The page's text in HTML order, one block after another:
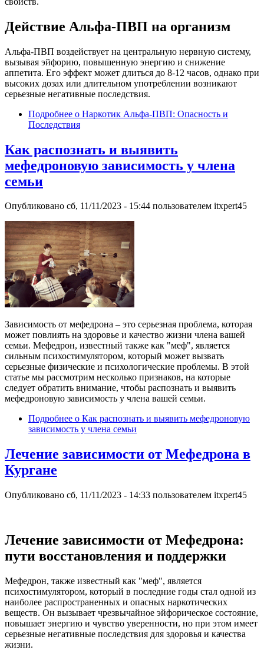
Действие Альфа-ПВП на организм
Альфа-ПВП воздействует на центральную нервную систему,
вызывая эйфорию, повышенную энергию и снижение
аппетита. Его эффект может длиться до 8-12 часов, однако при
высоких дозах или длительном употреблении возникают
серьезные негативные последствия.
Подробнее о Наркотик Альфа-ПВП: Опасность и
Последствия
Как распознать и выявить
мефедроновую зависимость у члена
семьи
Опубликовано сб, 11/11/2023 - 15:44 пользователем itxpert45
Зависимость от мефедрона – это серьезная проблема, которая
может повлиять на здоровье и качество жизни члена вашей
семьи. Мефедрон, известный также как "меф", является
сильным психостимулятором, который может вызвать
серьезные физические и психологические проблемы. В этой
статье мы рассмотрим несколько признаков, на которые
следует обратить внимание, чтобы распознать и выявить
мефедроновую зависимость у члена вашей семьи.
Подробнее о Как распознать и выявить мефедроновую
зависимость у члена семьи
Лечение зависимости от Мефедрона в
Кургане
Опубликовано сб, 11/11/2023 - 14:33 пользователем itxpert45
Лечение зависимости от Мефедрона:
пути восстановления и поддержки
Мефедрон, также известный как "меф", является
психостимулятором, который в последние годы стал одной из
наиболее распространенных и опасных наркотических
веществ. Он вызывает чрезвычайное эйфорическое состояние,
повышает энергию и чувство уверенности, но при этом имеет
серьезные негативные последствия для здоровья и качества
жизни.